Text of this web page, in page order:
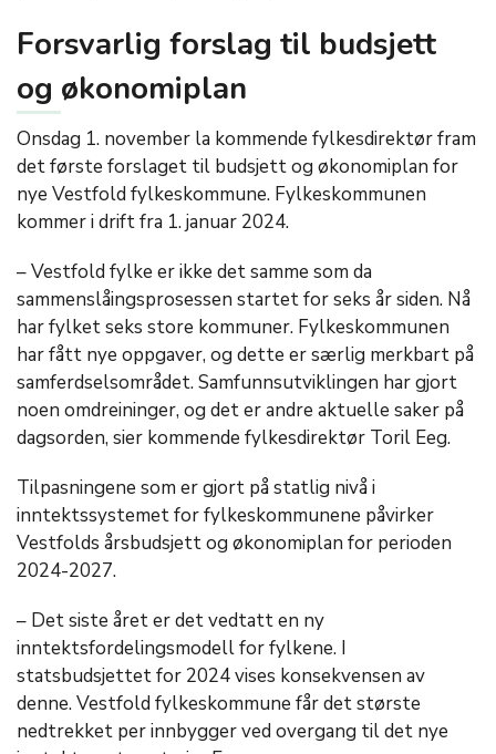
Forsvarlig forslag til budsjett
og økonomiplan
Onsdag 1. november la kommende fylkesdirektør fram
det første forslaget til budsjett og økonomiplan for
nye Vestfold fylkeskommune. Fylkeskommunen
kommer i drift fra 1. januar 2024.
– Vestfold fylke er ikke det samme som da
sammenslåingsprosessen startet for seks år siden. Nå
har fylket seks store kommuner. Fylkeskommunen
har fått nye oppgaver, og dette er særlig merkbart på
samferdselsområdet. Samfunnsutviklingen har gjort
noen omdreininger, og det er andre aktuelle saker på
dagsorden, sier kommende fylkesdirektør Toril Eeg.
Tilpasningene som er gjort på statlig nivå i
inntektssystemet for fylkeskommunene påvirker
Vestfolds årsbudsjett og økonomiplan for perioden
2024-2027.
– Det siste året er det vedtatt en ny
inntektsfordelingsmodell for fylkene. I
statsbudsjettet for 2024 vises konsekvensen av
denne. Vestfold fylkeskommune får det største
nedtrekket per innbygger ved overgang til det nye